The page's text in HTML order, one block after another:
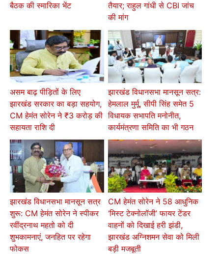
बैठक की स्मारिका भेंट
तैयार; राहुल गांधी से CBI जांच
की मांग
असम बाढ़ पीड़ितों के लिए
झारखंड सरकार का बड़ा सहयोग,
CM हेमंत सोरेन ने ₹3 करोड़ की
सहायता राशि दी
झारखंड विधानसभा मानसून सत्र:
हेमलाल मुर्मू, सीपी सिंह समेत 5
विधायक सभापति मनोनीत,
कार्यमंत्रणा समिति का भी गठन
झारखंड विधानसभा मानसून सत्र
शुरू: CM हेमंत सोरेन ने स्पीकर
रवींद्रनाथ महतो को दी
शुभकामनाएं, जनहित पर रहेगा
फोकस
CM हेमंत सोरेन ने 58 आधुनिक
‘मिस्ट टेक्नोलॉजी’ फायर टेंडर
वाहनों को दिखाई हरी झंडी,
झारखंड अग्निशमन सेवा को मिली
बड़ी मजबूती